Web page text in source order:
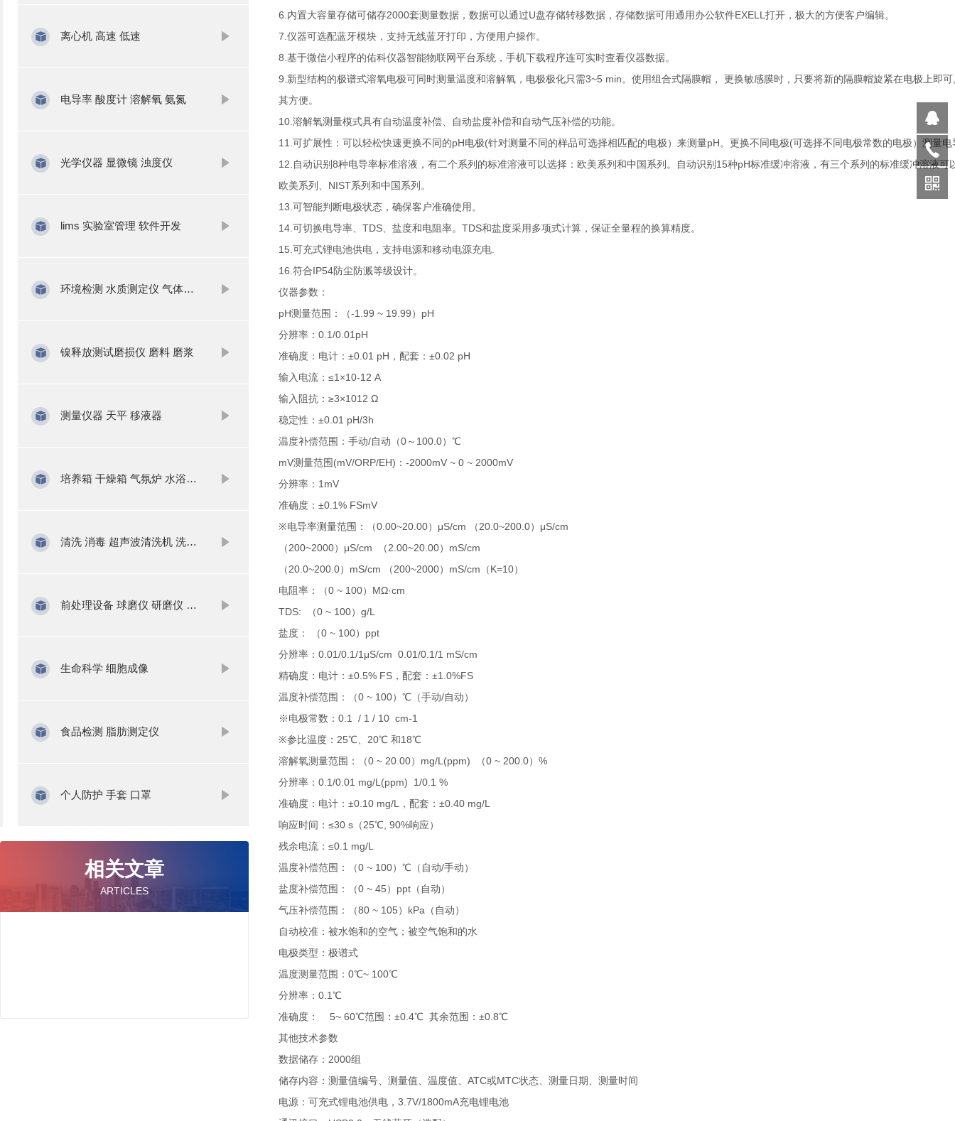
离心机 高速 低速
电导率 酸度计 溶解氧 氨氮
光学仪器 显微镜 浊度仪
lims 实验室管理 软件开发
环境检测 水质测定仪 气体分析
镍释放测试磨损仪 磨料 磨浆
测量仪器 天平 移液器
培养箱 干燥箱 气氛炉 水浴锅 振荡器
清洗 消毒 超声波清洗机 洗瓶机
前处理设备 球磨仪 研磨仪 氮吹仪 固相萃取
生命科学 细胞成像
食品检测 脂肪测定仪
个人防护 手套 口罩
相关文章
ARTICLES
6.内置大容量存储可储存2000套测量数据，数据可以通过U盘存储转移数据，存储数据可用通用办公软件EXELL打开，极大的方便客户编辑。
7.仪器可选配蓝牙模块，支持无线蓝牙打印，方便用户操作。
8.基于微信小程序的佑科仪器智能物联网平台系统，手机下载程序连可实时查看仪器数据。
9.新型结构的极谱式溶氧电极可同时测量温度和溶解氧，电极极化只需3~5 min。使用组合式隔膜帽， 更换敏感膜时，只要将新的隔膜帽旋紧在电极上即
其方便。
10.溶解氧测量模式具有自动温度补偿、自动盐度补偿和自动气压补偿的功能。
11.可扩展性：可以轻松快速更换不同的pH电极(针对测量不同的样品可选择相匹配的电极）来测量pH。更换不同电极(可选择不同电极常数的电极）测量电
12.自动识别8种电导率标准溶液，有二个系列的标准溶液可以选择：欧美系列和中国系列。自动识别15种pH标准缓冲溶液，有三个系列的标准缓冲溶液可
欧美系列、NIST系列和中国系列。
13.可智能判断电极状态，确保客户准确使用。
14.可切换电导率、TDS、盐度和电阻率。TDS和盐度采用多项式计算，保证全量程的换算精度。
15.可充式锂电池供电，支持电源和移动电源充电.
16.符合IP54防尘防溅等级设计。
仪器参数：
pH测量范围：（-1.99 ~ 19.99）pH
分辨率：0.1/0.01pH
准确度：电计：±0.01 pH，配套：±0.02 pH
输入电流：≤1×10-12 A
输入阻抗：≥3×1012 Ω
稳定性：±0.01 pH/3h
温度补偿范围：手动/自动（0～100.0）℃
mV测量范围(mV/ORP/EH)：-2000mV ~ 0 ~ 2000mV
分辨率：1mV
准确度：±0.1% FSmV
※电导率测量范围：（0.00~20.00）μS/cm （20.0~200.0）μS/cm
（200~2000）μS/cm （2.00~20.00）mS/cm
（20.0~200.0）mS/cm （200~2000）mS/cm（K=10）
电阻率：（0 ~ 100）MΩ·cm
TDS: （0 ~ 100）g/L
盐度： （0 ~ 100）ppt
分辨率：0.01/0.1/1μS/cm 0.01/0.1/1 mS/cm
精确度：电计：±0.5% FS，配套：±1.0%FS
温度补偿范围：（0 ~ 100）℃（手动/自动）
※电极常数：0.1 / 1 / 10 cm-1
※参比温度：25℃、20℃ 和18℃
溶解氧测量范围：（0 ~ 20.00）mg/L(ppm) （0 ~ 200.0）%
分辨率：0.1/0.01 mg/L(ppm) 1/0.1 %
准确度：电计：±0.10 mg/L，配套：±0.40 mg/L
响应时间：≤30 s（25℃, 90%响应）
残余电流：≤0.1 mg/L
温度补偿范围：（0 ~ 100）℃（自动/手动）
盐度补偿范围：（0 ~ 45）ppt（自动）
气压补偿范围：（80 ~ 105）kPa（自动）
自动校准：被水饱和的空气；被空气饱和的水
电极类型：极谱式
温度测量范围：0℃~ 100℃
分辨率：0.1℃
准确度： 5~ 60℃范围：±0.4℃ 其余范围：±0.8℃
其他技术参数
数据储存：2000组
储存内容：测量值编号、测量值、温度值、ATC或MTC状态、测量日期、测量时间
电源：可充式锂电池供电，3.7V/1800mA充电锂电池